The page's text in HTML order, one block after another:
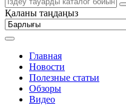
Қаланы таңдаңыз
Главная
Новости
Полезные статьи
Обзоры
Видео